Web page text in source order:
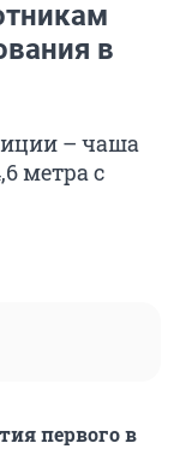
в
– чаша
метра с
первого в